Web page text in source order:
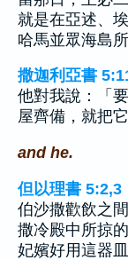
就是在亞述、
哈馬並眾海島所
撒迦利亞書
他對我說：「
屋齊備，就把
and he.
但以理書 5:2,3
伯沙撒歡飲之
撒冷殿中所掠
妃嬪好用這器